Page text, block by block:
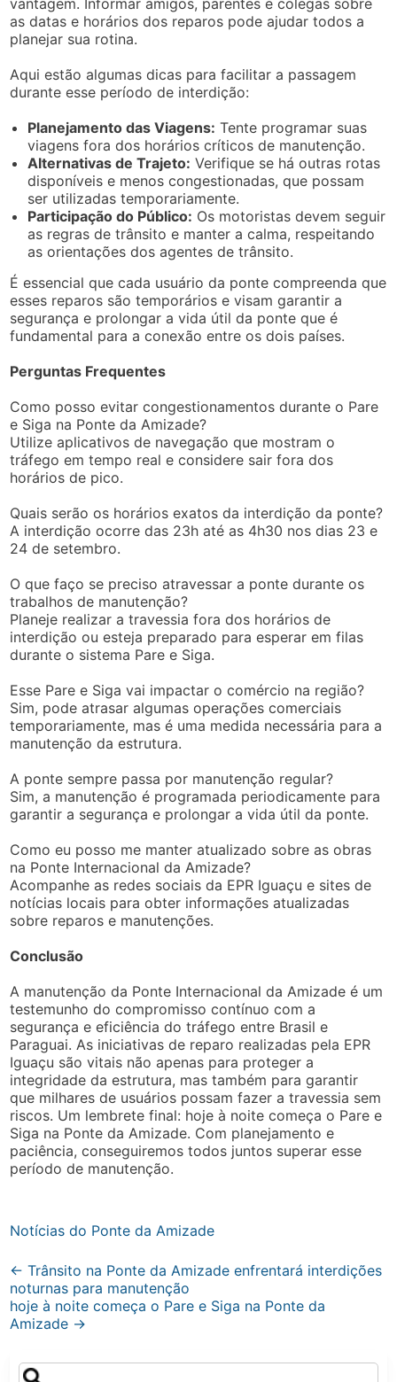
vantagem. Informar amigos, parentes e colegas sobre
as datas e horários dos reparos pode ajudar todos a
planejar sua rotina.
Aqui estão algumas dicas para facilitar a passagem
durante esse período de interdição:
Planejamento das Viagens: Tente programar suas
viagens fora dos horários críticos de manutenção.
Alternativas de Trajeto: Verifique se há outras rotas
disponíveis e menos congestionadas, que possam
ser utilizadas temporariamente.
Participação do Público: Os motoristas devem seguir
as regras de trânsito e manter a calma, respeitando
as orientações dos agentes de trânsito.
É essencial que cada usuário da ponte compreenda que
esses reparos são temporários e visam garantir a
segurança e prolongar a vida útil da ponte que é
fundamental para a conexão entre os dois países.
Perguntas Frequentes
Como posso evitar congestionamentos durante o Pare
e Siga na Ponte da Amizade?
Utilize aplicativos de navegação que mostram o
tráfego em tempo real e considere sair fora dos
horários de pico.
Quais serão os horários exatos da interdição da ponte?
A interdição ocorre das 23h até as 4h30 nos dias 23 e
24 de setembro.
O que faço se preciso atravessar a ponte durante os
trabalhos de manutenção?
Planeje realizar a travessia fora dos horários de
interdição ou esteja preparado para esperar em filas
durante o sistema Pare e Siga.
Esse Pare e Siga vai impactar o comércio na região?
Sim, pode atrasar algumas operações comerciais
temporariamente, mas é uma medida necessária para a
manutenção da estrutura.
A ponte sempre passa por manutenção regular?
Sim, a manutenção é programada periodicamente para
garantir a segurança e prolongar a vida útil da ponte.
Como eu posso me manter atualizado sobre as obras
na Ponte Internacional da Amizade?
Acompanhe as redes sociais da EPR Iguaçu e sites de
notícias locais para obter informações atualizadas
sobre reparos e manutenções.
Conclusão
A manutenção da Ponte Internacional da Amizade é um
testemunho do compromisso contínuo com a
segurança e eficiência do tráfego entre Brasil e
Paraguai. As iniciativas de reparo realizadas pela EPR
Iguaçu são vitais não apenas para proteger a
integridade da estrutura, mas também para garantir
que milhares de usuários possam fazer a travessia sem
riscos. Um lembrete final: hoje à noite começa o Pare e
Siga na Ponte da Amizade. Com planejamento e
paciência, conseguiremos todos juntos superar esse
período de manutenção.
Notícias do Ponte da Amizade
Post
navigation
← Trânsito na Ponte da Amizade enfrentará interdições
noturnas para manutenção
hoje à noite começa o Pare e Siga na Ponte da
Amizade →
Pesquisar